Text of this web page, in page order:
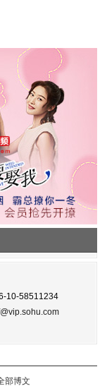
10-58511234
部博文